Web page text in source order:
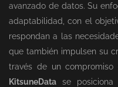
avanzado de datos. Su
adaptabilidad, con el
respondan a las
que también impulsen su
través de un
KitsuneData se posiciona